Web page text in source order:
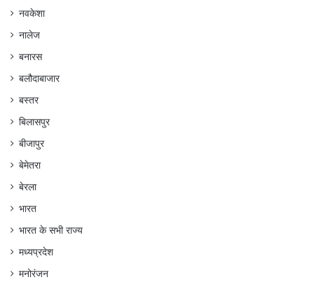
नवकेशा
नालेज
बनारस
बलौदाबाजार
बस्तर
बिलासपुर
बीजापुर
बेमेतरा
बेरला
भारत
भारत के सभी राज्य
मध्यप्रदेश
मनोरंजन